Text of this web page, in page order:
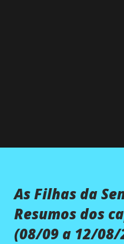
As Filhas da
Resumos dos
(08/09 a 12/08/